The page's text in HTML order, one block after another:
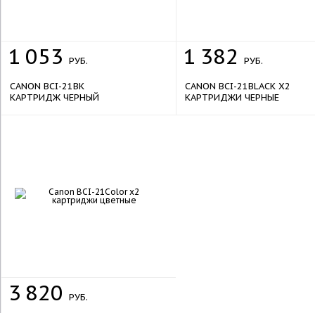
1 053 РУБ.
CANON BCI-21BK
КАРТРИДЖ ЧЕРНЫЙ
1 382 РУБ.
CANON BCI-21BLACK X2
КАРТРИДЖИ ЧЕРНЫЕ
3 820 РУБ.